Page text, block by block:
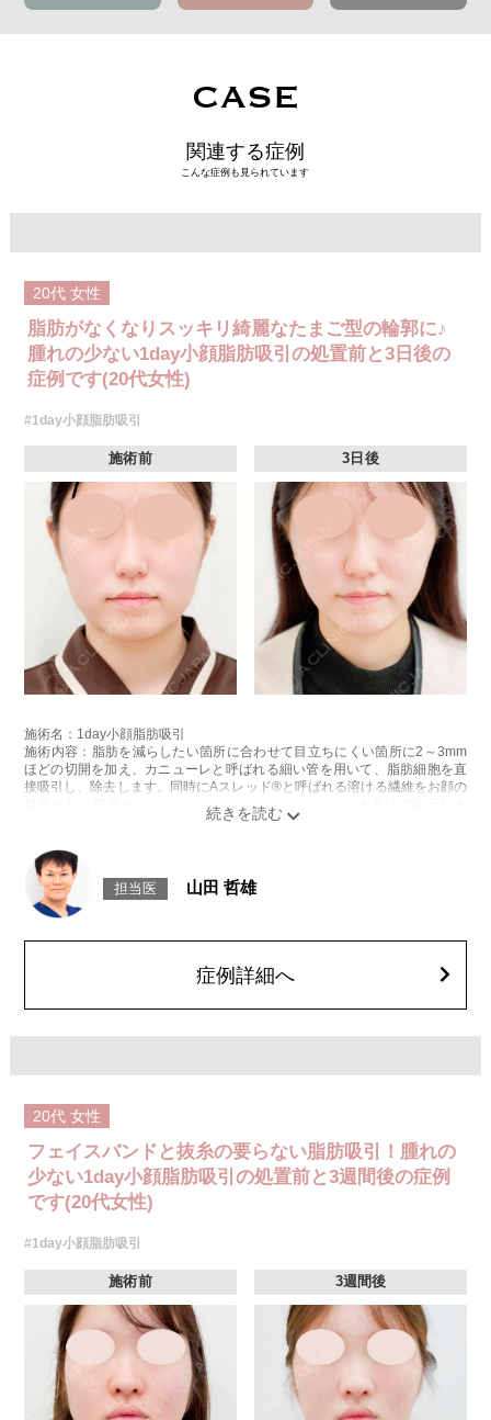
CASE
関連する症例
こんな症例も見られています
20代 女性
脂肪がなくなりスッキリ綺麗なたまご型の輪郭に♪
腫れの少ない1day小顔脂肪吸引の処置前と3日後の
症例です(20代女性)
#1day小顔脂肪吸引
施術前 3日後
施術名：1day小顔脂肪吸引
施術内容：脂肪を減らしたい箇所に合わせて目立ちにくい箇所に2～3mm
ほどの切開を加え、カニューレと呼ばれる細い管を用いて、脂肪細胞を直
接吸引し、除去します。同時にAスレッド®と呼ばれる溶ける繊維をお顔の
目立たない部分から皮下へ挿入し、皮膚を内側から引き上げて固定しま
リスク、副作用：赤み、熱感、痛み、しびれ、むくみ、内出血、引き攣れ
感などが術後一時的に生じることがございます。また、稀に貧血、細菌感
染症、左右差、施術箇所の知覚鈍麻、ぼこつき、硬結、瘢痕化、色素沈
着、脂肪塞栓、皮膚のよれ、繊維の突出などを生じることがございます。
顔の脂肪吸引箇所の追加 1ヶ所ごと+162,800円(税込)
オプション：笑気麻酔 3,300円(税込)
担当医 山田 哲雄
症例詳細へ
20代 女性
フェイスバンドと抜糸の要らない脂肪吸引！腫れの
少ない1day小顔脂肪吸引の処置前と3週間後の症例
です(20代女性)
#1day小顔脂肪吸引
施術前 3週間後